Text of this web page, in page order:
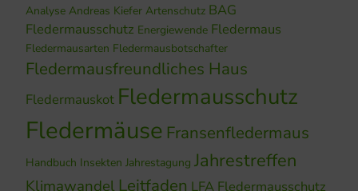
Analyse Andreas Kiefer Artenschutz BAG
Fledermausschutz Energiewende Fledermaus
Fledermausarten Fledermausbotschafter
Fledermausfreundliches Haus
Fledermauskot Fledermausschutz
Fledermäuse Fransenfledermaus
Handbuch Insekten Jahrestagung Jahrestreffen
Klimawandel Leitfaden LFA Fledermausschutz